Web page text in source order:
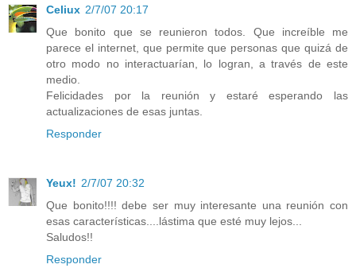
Celiux 2/7/07 20:17
Que bonito que se reunieron todos. Que increíble me
parece el internet, que permite que personas que quizá de
otro modo no interactuarían, lo logran, a través de este
medio.
Felicidades por la reunión y estaré esperando las
actualizaciones de esas juntas.
Responder
Yeux! 2/7/07 20:32
Que bonito!!!! debe ser muy interesante una reunión con
esas características....lástima que esté muy lejos...
Saludos!!
Responder